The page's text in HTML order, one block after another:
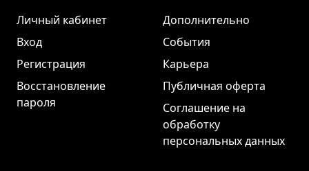
Личный кабинет
Вход
Регистрация
Восстановление
пароля
Дополнительно
События
Карьера
Публичная оферта
Соглашение на
обработку
персональных данных